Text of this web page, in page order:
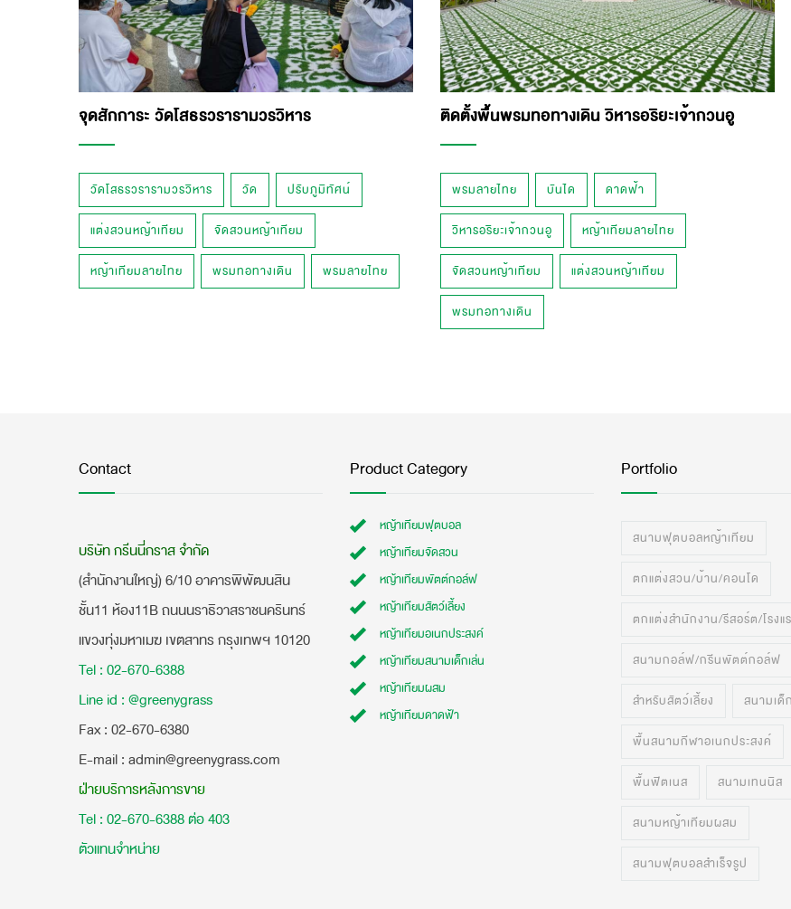
จุดสักการะ วัดโสธรวรารามวรวิหาร
วัดโสธรวรารามวรวิหาร วัด ปรับภูมิทัศน์
แต่งสวนหญ้าเทียม จัดสวนหญ้าเทียม
หญ้าเทียมลายไทย พรมทอทางเดิน พรมลายไทย
ติดตั้งพื้นพรมทอทางเดิน วิหารอริยะเจ้ากวนอู
พรมลายไทย บันได ดาดฟ้า
วิหารอริยะเจ้ากวนอู หญ้าเทียมลายไทย
จัดสวนหญ้าเทียม แต่งสวนหญ้าเทียม
พรมทอทางเดิน
Contact
บริษัท กรีนนี่กราส จำกัด
(สำนักงานใหญ่) 6/10 อาคารพิพัฒนสิน
ชั้น11 ห้อง11B ถนนนราธิวาสราชนครินทร์
แขวงทุ่งมหาเมฆ เขตสาทร กรุงเทพฯ 10120
Tel : 02-670-6388
Line id : @greenygrass
​Fax : 02-670-6380
E-mail : admin@greenygrass.com
ฝ่ายบริการหลังการขาย
Tel : 02-670-6388 ต่อ 403
ตัวแทนจำหน่าย
Product Category
หญ้าเทียมฟุตบอล
หญ้าเทียมจัดสวน
หญ้าเทียมพัตต์กอล์ฟ
หญ้าเทียมสัตว์เลี้ยง
หญ้าเทียมอเนกประสงค์
หญ้าเทียมสนามเด็กเล่น
หญ้าเทียมผสม
หญ้าเทียมดาดฟ้า
Portfolio
สนามฟุตบอลหญ้าเทียม
ตกแต่งสวน/บ้าน/คอนโด
ตกแต่งสำนักงาน/รีสอร์ต/โรงแ
สนามกอล์ฟ/กรีนพัตต์กอล์ฟ
สำหรับสัตว์เลี้ยง สนามเด็
พื้นสนามกีฬาอเนกประสงค์
พื้นฟิตเนส สนามเทนนิส
สนามหญ้าเทียมผสม
สนามฟุตบอลสำเร็จรูป